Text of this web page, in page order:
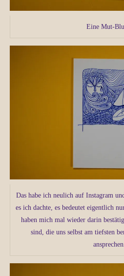
Eine Mut-
Das habe ich neulich auf Instagram
es ich dachte, es bedeutet eigentlich
haben mich mal wieder darin
sind, die uns selbst am tiefsten